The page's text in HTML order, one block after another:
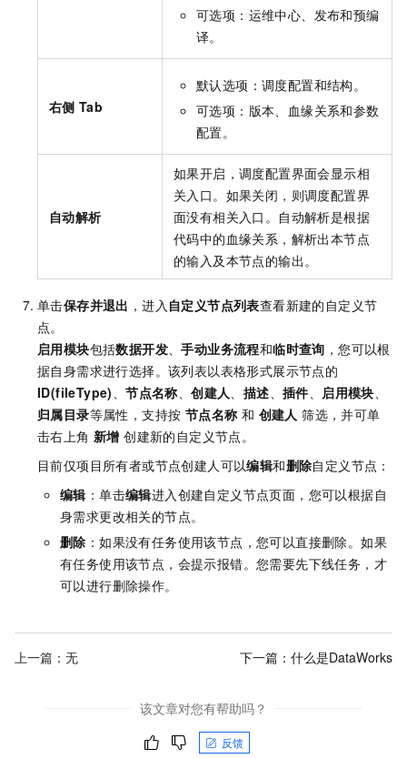
可选项：运维中心、发布和预编
译。
右侧 Tab
默认选项：调度配置和结构。
可选项：版本、血缘关系和参数
配置。
自动解析
如果开启，调度配置界面会显示相
关入口。如果关闭，则调度配置界
面没有相关入口。自动解析是根据
代码中的血缘关系，解析出本节点
的输入及本节点的输出。
单击保存并退出 ，进入 自定义节点列表查看新建的自定义节
点。
启用模块包括数据开发、手动业务流程和临时查询 ，您可以根
据自身需求进行选择。该列表以表格形式展示节点的
ID(fileType)、节点名称、创建人、 描述、插件、 启用模块、
归属目录等属性，支持按 节点名称 和 创建人 筛选，并可单
击右上角 新增 创建新的自定义节点。
目前仅项目所有者或节点创建人可以编辑和删除自定义节点：
编辑 ：单击编辑进入创建自定义节点页面，您可以根据自
身需求更改相关的节点。
删除 ：如果没有任务使用该节点，您可以直接删除。如果
有任务使用该节点，会提示报错。您需要先下线任务，才
可以进行删除操作。
上一篇：无 下一篇： 什么是DataWorks
该文章对您有帮助吗？
反馈